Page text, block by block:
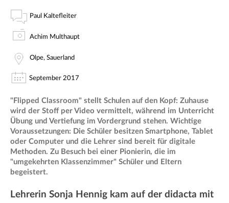
Paul Kaltefleiter
Achim Multhaupt
Olpe, Sauerland
September 2017
"Flipped Classroom" stellt Schulen auf den Kopf: Zuhause
wird der Stoff per Video vermittelt, während im Unterricht
Übung und Vertiefung im Vordergrund stehen. Wichtige
Voraussetzungen: Die Schüler besitzen Smartphone, Tablet
oder Computer und die Lehrer sind bereit für digitale
Methoden. Zu Besuch bei einer Pionierin, die im
"umgekehrten Klassenzimmer" Schüler und Eltern
begeistert.
Lehrerin Sonja Hennig kam auf der didacta mit